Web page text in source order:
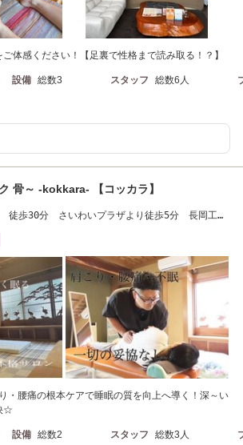
体感ください！【足裏で性格まで読み取る！？】
設備 総数3 スタッフ 総数6人
骨～ -kokkara- 【コッカラ】
徒歩30分 さいわいプラザより徒歩5分 長岡工業
・腰痛の根本ケアで睡眠の質を向上へ導く！深～い
☆
設備 総数2 スタッフ 総数3人